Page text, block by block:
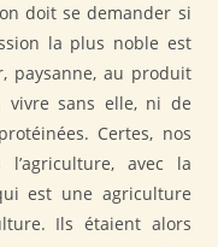
doit se demander si
la plus noble est
paysanne, au produit
sans elle, ni de
Certes, nos
avec la
est une agriculture
Ils étaient alors